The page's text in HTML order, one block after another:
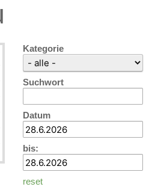
Kategorie
Suchwort
Datum
bis:
reset